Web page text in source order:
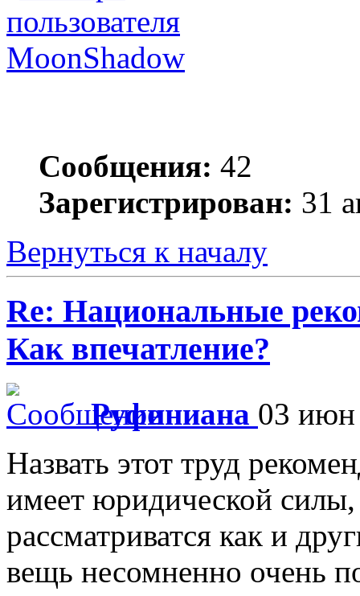
MoonShadow
Сообщения: 42
Зарегистрирован: 31
Вернуться к началу
Re: Национальные
Как впечатление?
Руфиниана 03 июн
Назвать этот труд
имеет юридической силы,
рассматриватся как и
вещь несомненно очень